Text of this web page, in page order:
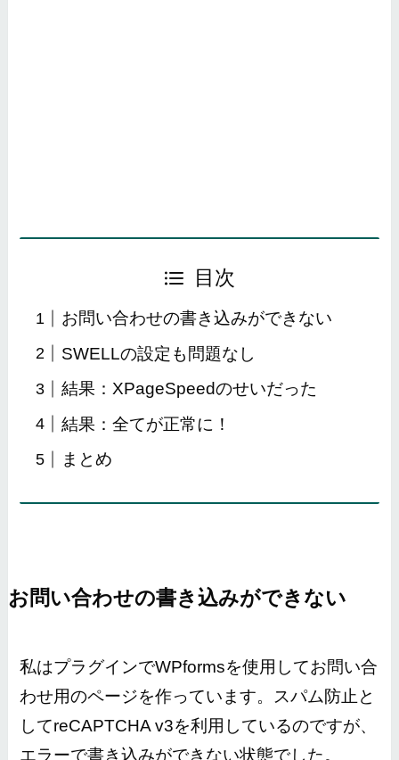
目次
お問い合わせの書き込みができない
SWELLの設定も問題なし
結果：XPageSpeedのせいだった
結果：全てが正常に！
まとめ
お問い合わせの書き込みができない
私はプラグインでWPformsを使用してお問い合
わせ用のページを作っています。スパム防止と
してreCAPTCHA v3を利用しているのですが、
エラーで書き込みができない状態でした。